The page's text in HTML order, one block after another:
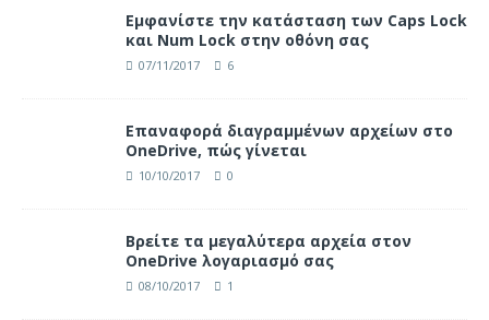
Eμφανίστε την κατάσταση των Caps Lock
και Num Lock στην οθόνη σας
07/11/2017 6
Επαναφορά διαγραμμένων αρχείων στο
OneDrive, πώς γίνεται
10/10/2017 0
Βρείτε τα μεγαλύτερα αρχεία στον
OneDrive λογαριασμό σας
08/10/2017 1